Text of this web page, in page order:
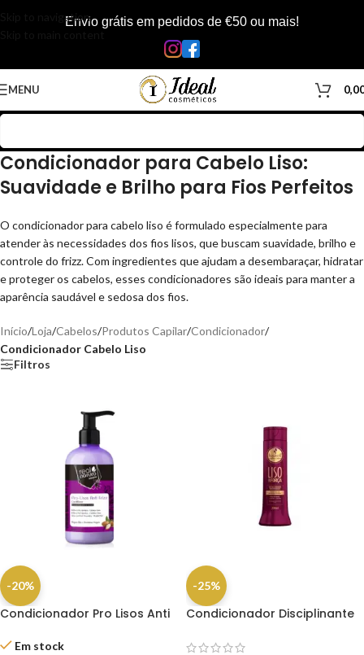
Skip to navigationEnvio grátis em pedidos de €50 ou mais!
MENU
Condicionador para Cabelo Liso:
Suavidade e Brilho para Fios Perfeitos
O condicionador para cabelo liso é formulado especialmente para
atender às necessidades dos fios lisos, que buscam suavidade, brilho e
controle do frizz. Com ingredientes que ajudam a desembaraçar, hidratar
e proteger os cabelos, esses condicionadores são ideais para manter a
aparência saudável e sedosa dos fios.
Início/Loja/Cabelos/Produtos Capilar/Condicionador/
Condicionador Cabelo Liso
Filtros
-20%
Condicionador Pro Lisos Anti
Em stock
-25%
Condicionador Disciplinante
Haskell